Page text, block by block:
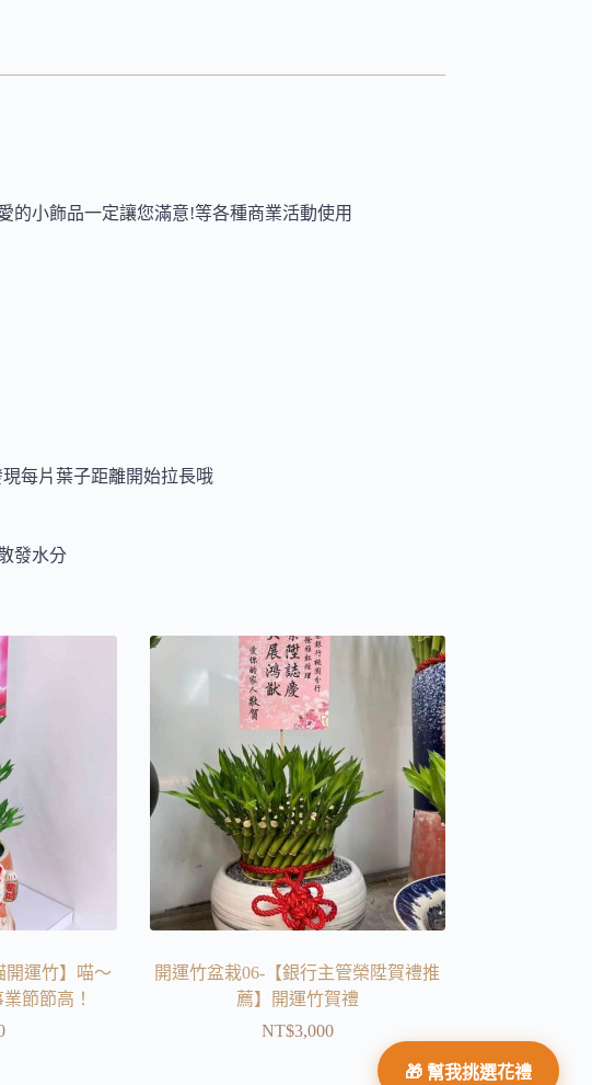
的小飾品一定讓您滿意!等各種商業活動使用
每片葉子距離開始拉長哦
發水分
開運竹】喵～
節節高！
開運竹盆栽06-【銀行主管榮陞賀禮推
薦】開運竹賀禮
NT$3,000
🎁 幫我挑選花禮